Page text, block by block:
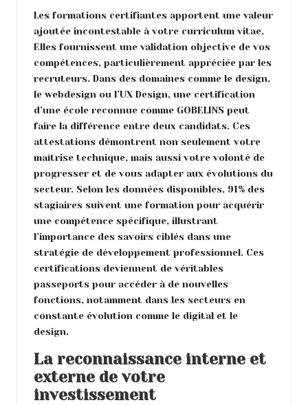
Les formations certifiantes apportent une valeur
ajoutée incontestable à votre curriculum vitae.
Elles fournissent une validation objective de vos
compétences, particulièrement appréciée par les
recruteurs. Dans des domaines comme le design,
le webdesign ou l’UX Design, une certification
d’une école reconnue comme GOBELINS peut
faire la différence entre deux candidats. Ces
attestations démontrent non seulement votre
maîtrise technique, mais aussi votre volonté de
progresser et de vous adapter aux évolutions du
secteur. Selon les données disponibles, 91% des
stagiaires suivent une formation pour acquérir
une compétence spécifique, illustrant
l’importance des savoirs ciblés dans une
stratégie de développement professionnel. Ces
certifications deviennent de véritables
passeports pour accéder à de nouvelles
fonctions, notamment dans les secteurs en
constante évolution comme le digital et le
design.
La reconnaissance interne et
externe de votre
investissement